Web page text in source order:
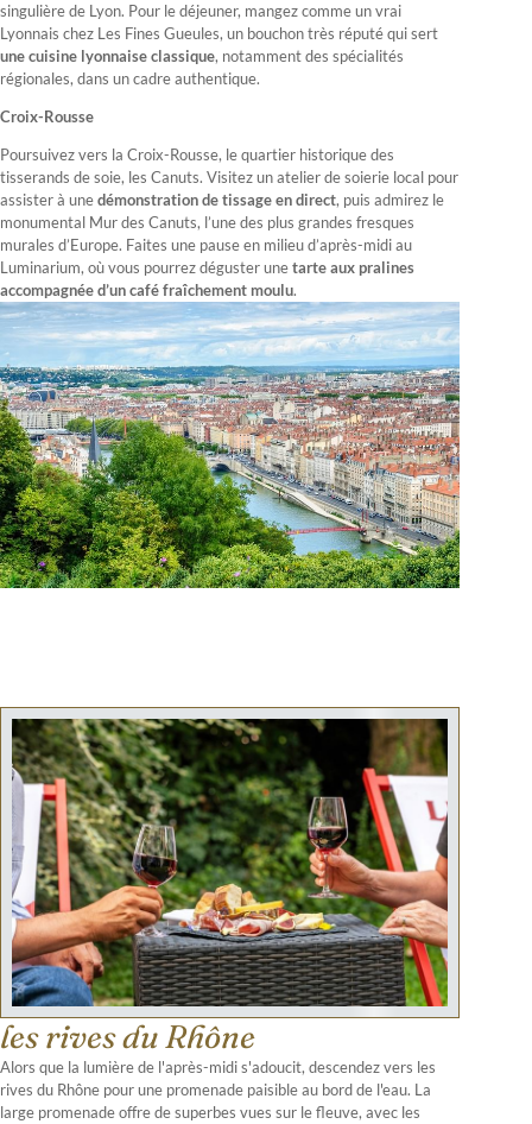
singulière de Lyon. Pour le déjeuner, mangez comme un vrai
Lyonnais chez Les Fines Gueules, un bouchon très réputé qui sert
une cuisine lyonnaise classique, notamment des spécialités
régionales, dans un cadre authentique.
Croix-Rousse
Poursuivez vers la Croix-Rousse, le quartier historique des
tisserands de soie, les Canuts. Visitez un atelier de soierie local pour
assister à unedémonstration de tissage en direct, puis admirez le
monumental Mur des Canuts, l’une des plus grandes fresques
murales d’Europe. Faites une pause en milieu d’après-midi au
Luminarium, où vous pourrez déguster unetarte aux pralines
accompagnée d’un café fraîchement moulu.
les rives du Rhône
Alors que la lumière de l'après-midi s'adoucit, descendez vers les
rives du Rhône pour une promenade paisible au bord de l'eau. La
large promenade offre de superbes vues sur le fleuve, avec les